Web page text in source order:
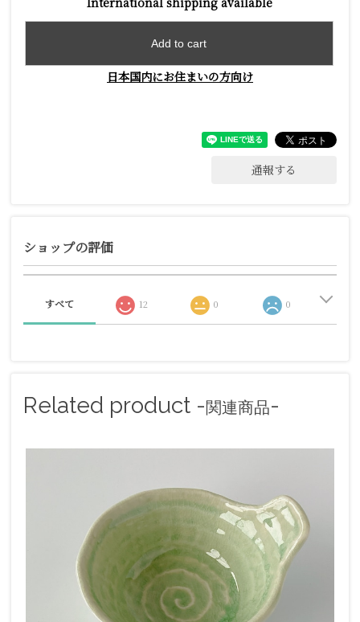
Add to cart
日本国内にお住まいの方向け
通報する
ショップの評価
すべて 12 0 0
Related product -関連商品-